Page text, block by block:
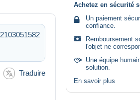
Traduire
Achetez en sécurité
Un paiement
confiance.
Remboursement
l'objet ne
Une équipe
solution.
En savoir plus